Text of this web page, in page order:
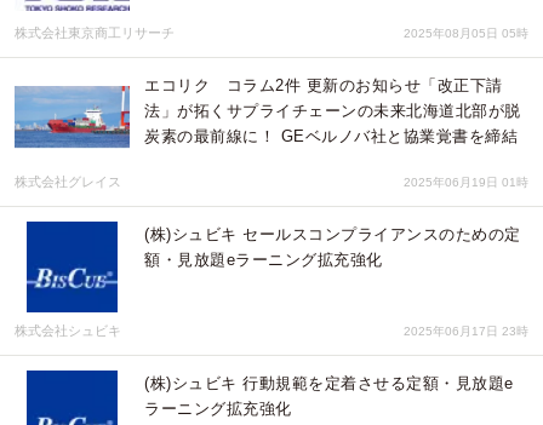
株式会社東京商工リサーチ 2025年08月05日 05時
エコリク コラム2件 更新のお知らせ「改正下請
法」が拓くサプライチェーンの未来北海道北部が脱
炭素の最前線に！ GEベルノバ社と協業覚書を締結
株式会社グレイス 2025年06月19日 01時
(株)シュビキ セールスコンプライアンスのための定
額・見放題eラーニング拡充強化
株式会社シュビキ 2025年06月17日 23時
(株)シュビキ 行動規範を定着させる定額・見放題e
ラーニング拡充強化